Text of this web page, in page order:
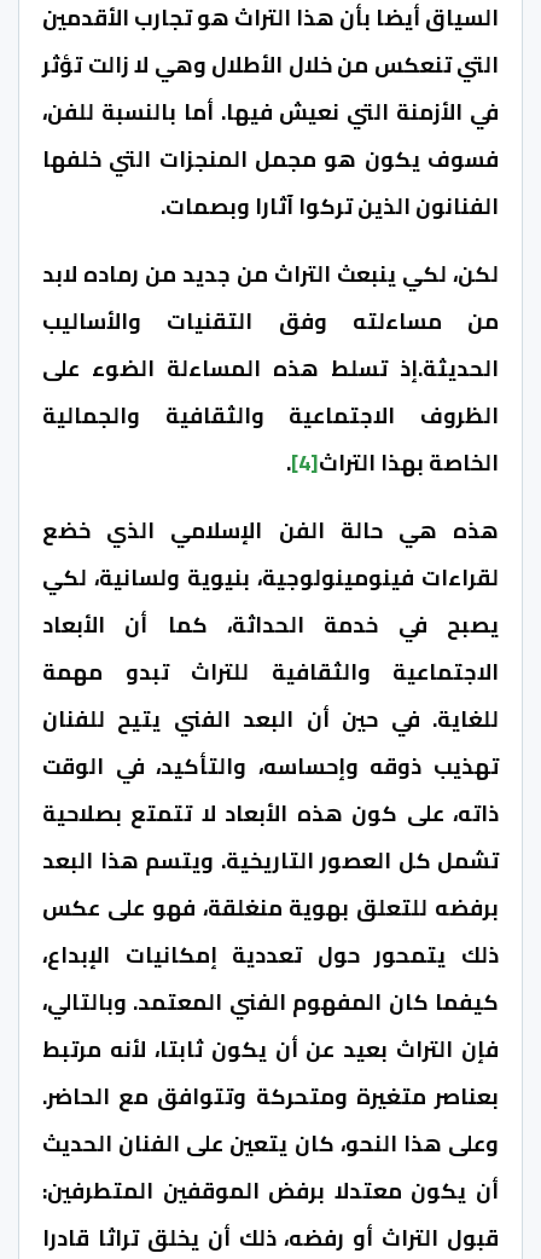
السياق أيضا بأن هذا التراث هو تجارب الأقدمين
التي تنعكس من خلال الأطلال وهي لا زالت تؤثر
في الأزمنة التي نعيش فيها. أما بالنسبة للفن،
فسوف يكون هو مجمل المنجزات التي خلفها
الفنانون الذين تركوا آثارا وبصمات.
لكن، لكي ينبعث التراث من جديد من رماده لابد
من مساءلته وفق التقنيات والأساليب
الحديثة.إذ تسلط هذه المساءلة الضوء على
الظروف الاجتماعية والثقافية والجمالية
الخاصة بهذا التراث[4]
.
هذه هي حالة الفن الإسلامي الذي خضع
لقراءات فينومينولوجية، بنيوية ولسانية، لكي
يصبح في خدمة الحداثة، كما أن الأبعاد
الاجتماعية والثقافية للتراث تبدو مهمة
للغاية. في حين أن البعد الفني يتيح للفنان
تهذيب ذوقه وإحساسه، والتأكيد، في الوقت
ذاته، على كون هذه الأبعاد لا تتمتع بصلاحية
تشمل كل العصور التاريخية. ويتسم هذا البعد
برفضه للتعلق بهوية منغلقة، فهو على عكس
ذلك يتمحور حول تعددية إمكانيات الإبداع،
كيفما كان المفهوم الفني المعتمد. وبالتالي،
فإن التراث بعيد عن أن يكون ثابتا، لأنه مرتبط
بعناصر متغيرة ومتحركة وتتوافق مع الحاضر.
وعلى هذا النحو، كان يتعين على الفنان الحديث
أن يكون معتدلا برفض الموقفين المتطرفين:
قبول التراث أو رفضه، ذلك أن يخلق تراثا قادرا